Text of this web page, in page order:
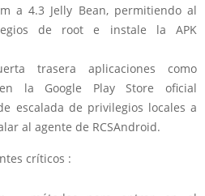
a 4.3 Jelly Bean, permitiendo al
de root e instale la APK
trasera aplicaciones como
en la Google Play Store oficial
escalada de privilegios locales a
al agente de RCSAndroid.
críticos :